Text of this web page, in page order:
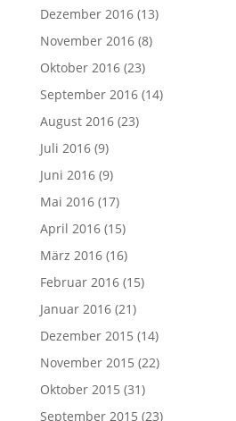
Dezember 2016(13)
November 2016(8)
Oktober 2016(23)
September 2016(14)
August 2016(23)
Juli 2016(9)
Juni 2016(9)
Mai 2016(17)
April 2016(15)
März 2016(16)
Februar 2016(15)
Januar 2016(21)
Dezember 2015 (14)
November 2015 (22)
Oktober 2015 (31)
September 2015 (23)